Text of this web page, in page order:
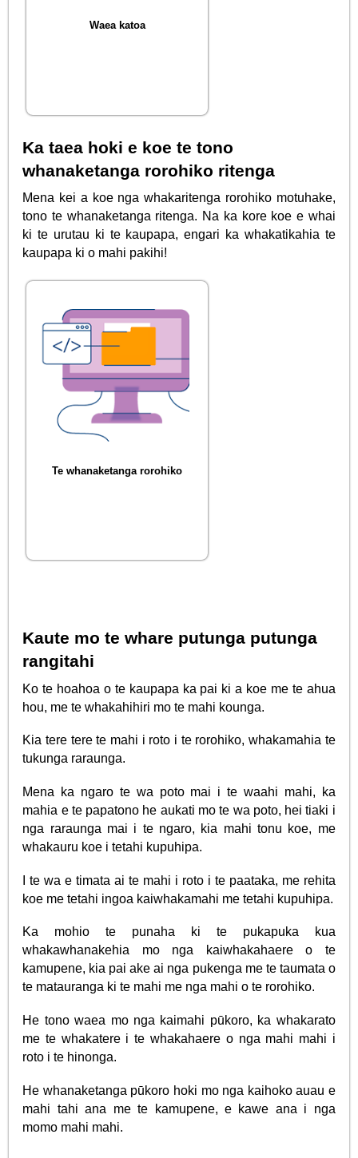
Waea katoa
Ka taea hoki e koe te tono
whanaketanga rorohiko ritenga
Mena kei a koe nga whakaritenga rorohiko motuhake,
tono te whanaketanga ritenga. Na ka kore koe e whai
ki te urutau ki te kaupapa, engari ka whakatikahia te
kaupapa ki o mahi pakihi!
Te whanaketanga rorohiko
Kaute mo te whare putunga putunga
rangitahi
Ko te hoahoa o te kaupapa ka pai ki a koe me te ahua
hou, me te whakahihiri mo te mahi kounga.
Kia tere tere te mahi i roto i te rorohiko, whakamahia te
tukunga raraunga.
Mena ka ngaro te wa poto mai i te waahi mahi, ka
mahia e te papatono he aukati mo te wa poto, hei tiaki i
nga raraunga mai i te ngaro, kia mahi tonu koe, me
whakauru koe i tetahi kupuhipa.
I te wa e timata ai te mahi i roto i te paataka, me rehita
koe me tetahi ingoa kaiwhakamahi me tetahi kupuhipa.
Ka mohio te punaha ki te pukapuka kua
whakawhanakehia mo nga kaiwhakahaere o te
kamupene, kia pai ake ai nga pukenga me te taumata o
te matauranga ki te mahi me nga mahi o te rorohiko.
He tono waea mo nga kaimahi pūkoro, ka whakarato
me te whakatere i te whakahaere o nga mahi mahi i
roto i te hinonga.
He whanaketanga pūkoro hoki mo nga kaihoko auau e
mahi tahi ana me te kamupene, e kawe ana i nga
momo mahi mahi.